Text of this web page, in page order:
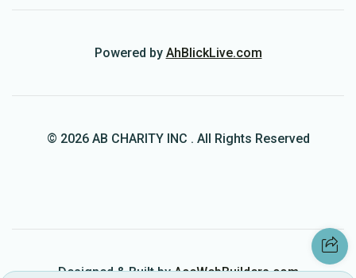
Powered by AhBlickLive.com
© 2026 AB CHARITY INC . All Rights Reserved
Designed & Built byAceWebBuilders.com